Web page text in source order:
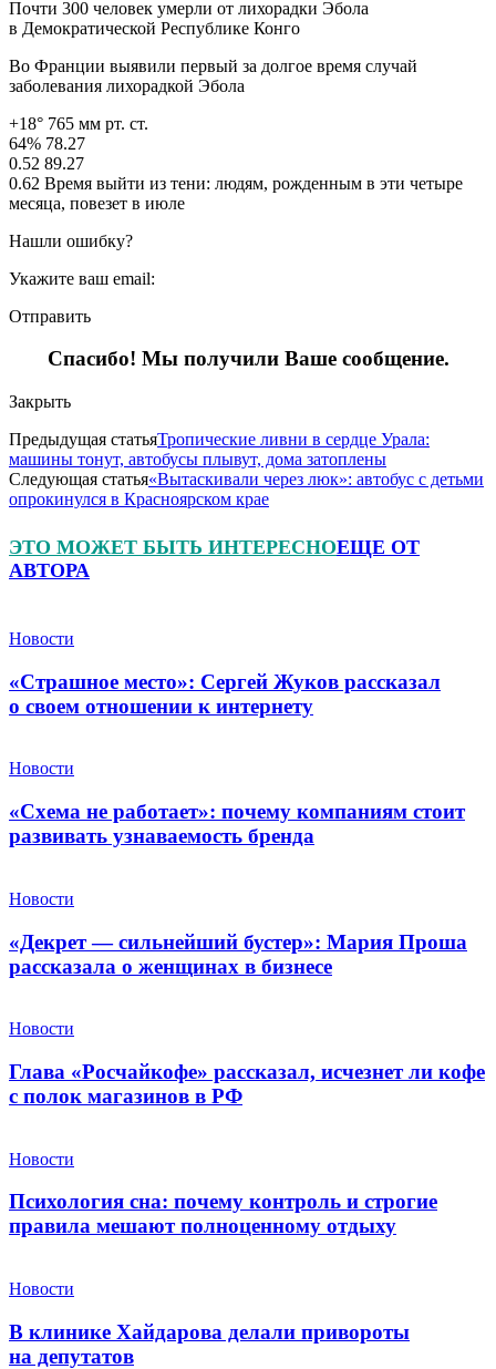
Почти 300 человек умерли от лихорадки Эбола
в Демократической Республике Конго
Во Франции выявили первый за долгое время случай
заболевания лихорадкой Эбола
+18° 765 мм рт. ст.
64% 78.27
0.52 89.27
0.62 Время выйти из тени: людям, рожденным в эти четыре
месяца, повезет в июле
Нашли ошибку?
Укажите ваш email:
Отправить
Спасибо! Мы получили Ваше сообщение.
Закрыть
Предыдущая статьяТропические ливни в сердце Урала:
машины тонут, автобусы плывут, дома затоплены
Следующая статья«Вытаскивали через люк»: автобус с детьми
опрокинулся в Красноярском крае
ЭТО МОЖЕТ БЫТЬ ИНТЕРЕСНОЕЩЕ ОТ
АВТОРА
Новости
«Страшное место»: Сергей Жуков рассказал
о своем отношении к интернету
Новости
«Схема не работает»: почему компаниям стоит
развивать узнаваемость бренда
Новости
«Декрет — сильнейший бустер»: Мария Проша
рассказала о женщинах в бизнесе
Новости
Глава «Росчайкофе» рассказал, исчезнет ли кофе
с полок магазинов в РФ
Новости
Психология сна: почему контроль и строгие
правила мешают полноценному отдыху
Новости
В клинике Хайдарова делали привороты
на депутатов